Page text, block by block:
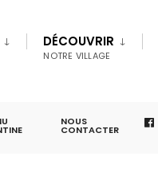
DÉCOUVRIR
NOTRE VILLAGE
NOUS
CONTACTER